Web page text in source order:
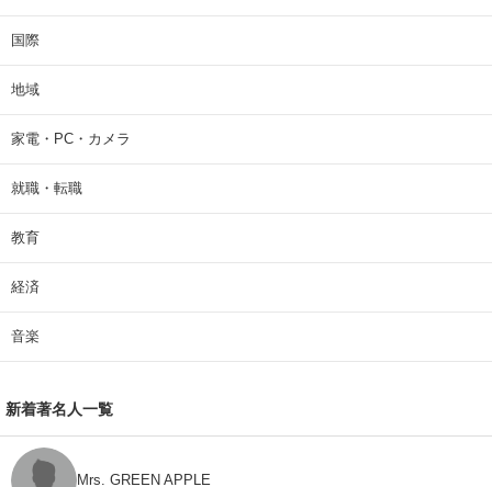
国際
地域
家電・PC・カメラ
就職・転職
教育
経済
音楽
新着著名人一覧
Mrs. GREEN APPLE